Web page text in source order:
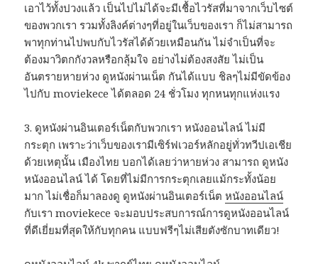
เอาไว้ทั้งปวงแล้ว เป็นไปไม่ได้จะมีเชื้อไวรัสที่มาจากเว็บไซต์
ของพวกเรา รวมทั้งลิงค์ต่างๆที่อยู่ในเว็บของเรา ก็ไม่สามารถ
พาทุกท่านไปพบกับไวรัสได้ด้วยเหมือนกัน ไม่จำเป็นที่จะ
ต้องมาวิตกกังวลหรือกลุ้มใจ อย่างไม่ต้องสงสัย ไม่เป็น
อันตรายหายห่วง ดูหนังผ่านเน็ต กันได้แบบ ชิลๆไม่มีขัดข้อง
ไปกับ moviekece ได้ตลอด 24 ชั่วโมง ทุกหนทุกแห่งแรง
3. ดูหนังผ่านอินเตอร์เน็ตกับพวกเรา หนังออนไลน์ ไม่มี
กระตุก เพราะว่าเว็บของเรามีเซิร์ฟเวอร์หลักอยู่ทั่วทวีปเอเชีย
ด้วยเหตุนั้น เมืองไทย บอกได้เลยว่าหายห่วง สามารถ ดูหนัง
หนังออนไลน์ ได้ โดยที่ไม่มีการกระตุกเลยแม้กระทั้งน้อย
มาก ไม่เชื่อก็มาลองดู ดูหนังผ่านอินเตอร์เน็ตหนังออนไลน์
กับเรา moviekece จะมอบประสบการณ์การดูหนังออนไลน์
ที่ดีเยี่ยมที่สุดให้กับทุกคน แบบฟรีๆไม่เสียตังซักบาทเดียว!